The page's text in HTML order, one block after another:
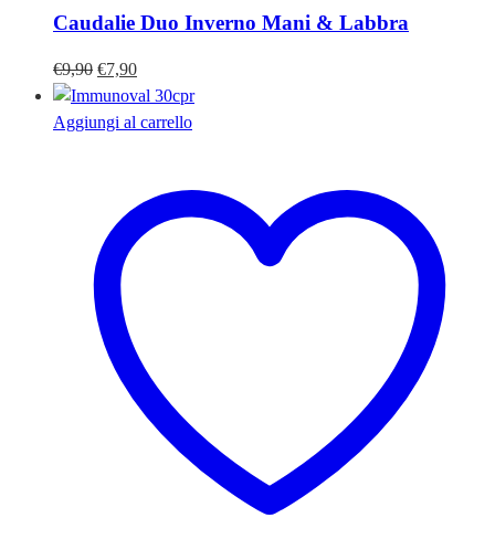
Caudalie Duo Inverno Mani & Labbra
€9,90 Il
prezzo
originale
€7,90Il
prezzo
attuale
Aggiungi al carrello